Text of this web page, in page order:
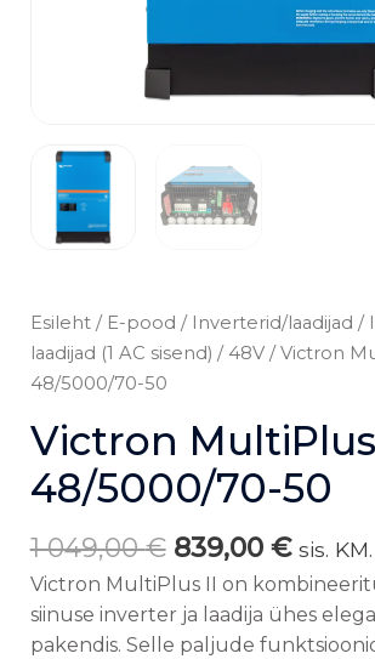
Esileht/ E-pood / Inverterid/laadijad /
laadijad (1 AC sisend) / 48V/ Victron
48/5000/70-50
Victron
48/5000/70-50
1 049,00€ 839,00 € sis. KM.
Victron MultiPlus II on
siinuse inverter ja laadija ühes
pakendis. Selle paljude